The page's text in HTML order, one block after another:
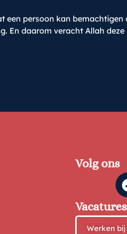
persoon kan bemachtigen
En daarom veracht Allah
Volg ons
Vacatures
Werken bij